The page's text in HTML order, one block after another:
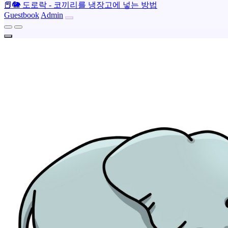
📕🐘 도로락 - 코끼리를 냉장고에 넣는 방법
Guestbook Admin